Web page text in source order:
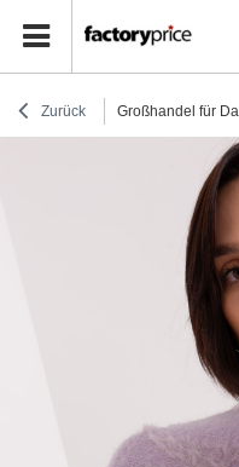
Zurück Großhandel für